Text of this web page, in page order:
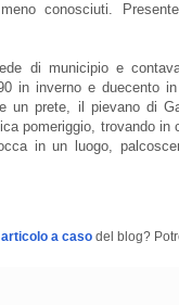
conosciuti.
di municipio e
in inverno e duecento
un prete, il pievano di
pomeriggio, trovando in
in un luogo,
articolo a caso del blog?